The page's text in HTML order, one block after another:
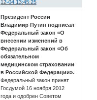
12-04 13:45:25
Президент России
Владимир Путин подписал
Федеральный закон «О
внесении изменений в
Федеральный закон «Об
обязательном
медицинском страховании
в Российской Федерации».
Федеральный закон принят
Госдумой 16 ноября 2012
года и одобрен Советом